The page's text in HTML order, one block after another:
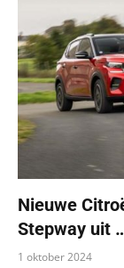
Nieuwe
Stepway uit
1 oktober 2024